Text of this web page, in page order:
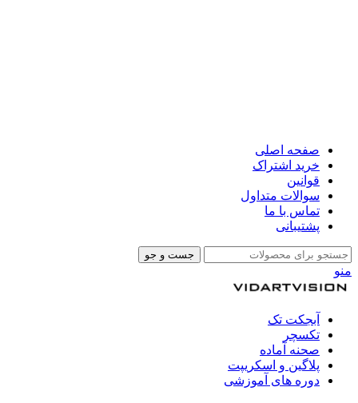
صفحه اصلی
خرید اشتراک
قوانین
سوالات متداول
تماس با ما
پشتیبانی
جست و جو
منو
آبجکت تک
تکسچر
صحنه آماده
پلاگین و اسکریپت
دوره های آموزشی